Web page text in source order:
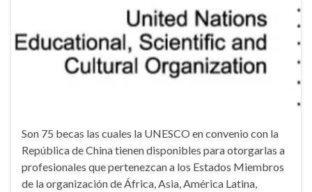
Son 75 becas las cuales la UNESCO en convenio con la
República de China tienen disponibles para otorgarlas a
profesionales que pertenezcan a los Estados Miembros
de la organización de África, Asia, América Latina,